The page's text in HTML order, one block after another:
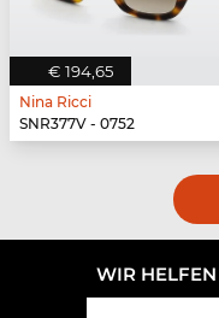
€ 194,65
Nina Ricci
SNR377V - 0752
WIR